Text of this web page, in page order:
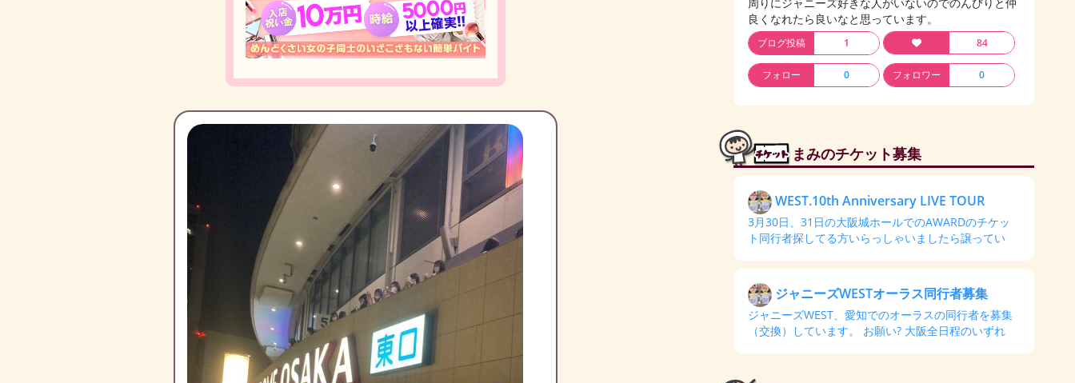
良くなれたら良いなと思っています。
ブログ投稿 1 84
フォロー 0 フォロワー 0
まみのチケット募集
WEST.10th Anniversary LIVE TOUR
3月30日、31日の大阪城ホールでのAWARDのチケッ
ト同行者探してる方いらっしゃいましたら譲ってい
ジャニーズWESTオーラス同行者募集
ジャニーズWEST、愛知でのオーラスの同行者を募集
（交換）しています。 お願い? 大阪全日程のいずれ